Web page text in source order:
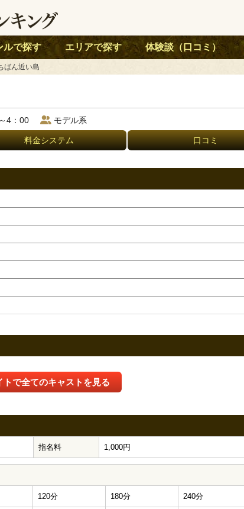
ルで探す エリアで探す 体験談（口コミ）
ばん近い島
4：00 モデル系
料金システム 口コミ
で全てのキャストを見る
指名料 1,000円
120分 180分 240分